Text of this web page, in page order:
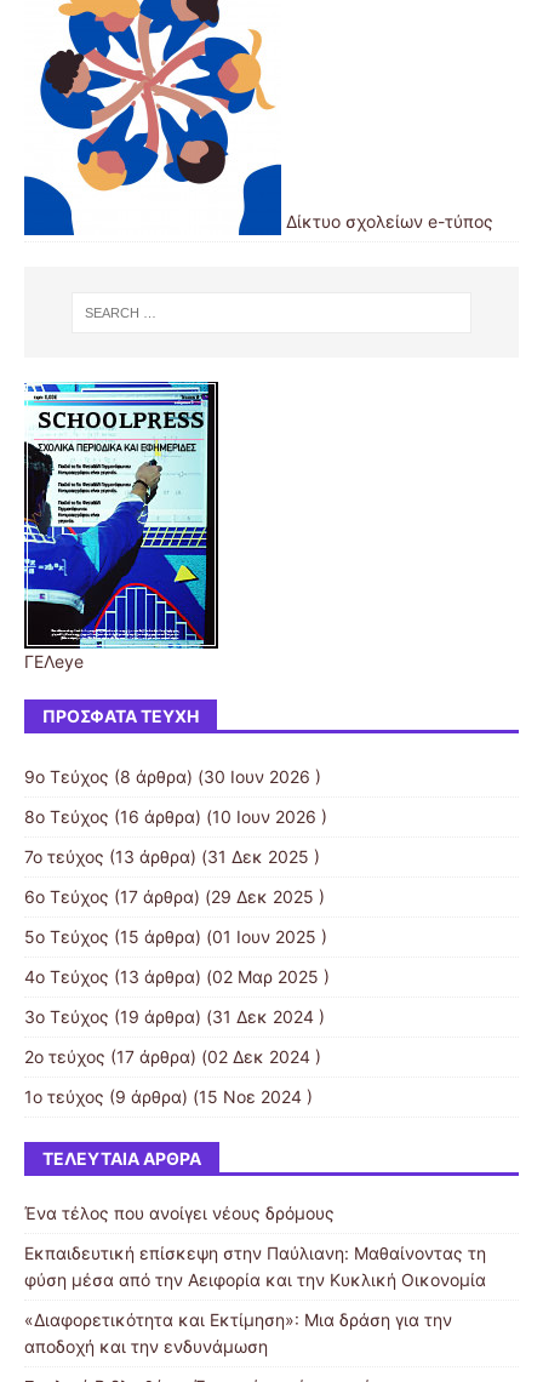
Δίκτυο σχολείων e-τύπος
ΓΕΛeye
ΠΡΌΣΦΑΤΑ ΤΕΎΧΗ
9ο Τεύχος (8 άρθρα) (30 Ιουν 2026 )
8o Τεύχος (16 άρθρα) (10 Ιουν 2026 )
7ο τεύχος (13 άρθρα) (31 Δεκ 2025 )
6ο Τεύχος (17 άρθρα) (29 Δεκ 2025 )
5o Τεύχος (15 άρθρα) (01 Ιουν 2025 )
4ο Τεύχος (13 άρθρα) (02 Μαρ 2025 )
3ο Τεύχος (19 άρθρα) (31 Δεκ 2024 )
2ο τεύχος (17 άρθρα) (02 Δεκ 2024 )
1ο τεύχος (9 άρθρα) (15 Νοε 2024 )
ΤΕΛΕΥΤΑΊΑ ΆΡΘΡΑ
Ένα τέλος που ανοίγει νέους δρόμους
Εκπαιδευτική επίσκεψη στην Παύλιανη: Μαθαίνοντας τη
φύση μέσα από την Αειφορία και την Κυκλική Οικονομία
«Διαφορετικότητα και Εκτίμηση»: Μια δράση για την
αποδοχή και την ενδυνάμωση